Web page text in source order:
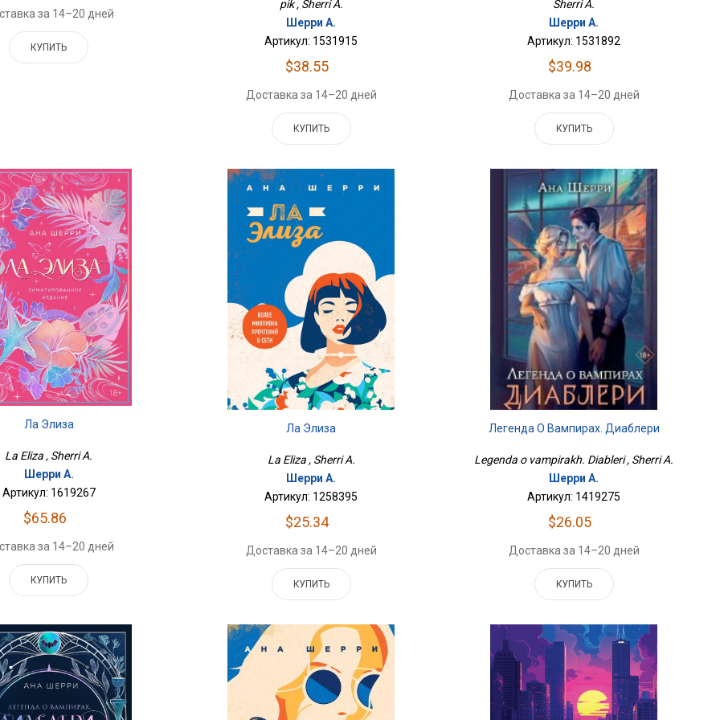
за 14–20 дней
КУПИТЬ
pik , Sherri A.
Шерри А.
Артикул: 1531915
$38.55
Доставка за 14–20 дней
КУПИТЬ
Sherri A.
Шерри А.
Артикул: 1531892
$39.98
Доставка за 14–20 дней
КУПИТЬ
Ла Элиза
La Eliza , Sherri A.
Шерри А.
Артикул: 1619267
$65.86
за 14–20 дней
КУПИТЬ
Ла Элиза
La Eliza , Sherri A.
Шерри А.
Артикул: 1258395
$25.34
Доставка за 14–20 дней
КУПИТЬ
Легенда О Вампирах. Диаблери
Legenda o vampirakh. Diableri , Sherri A.
Шерри А.
Артикул: 1419275
$26.05
Доставка за 14–20 дней
КУПИТЬ